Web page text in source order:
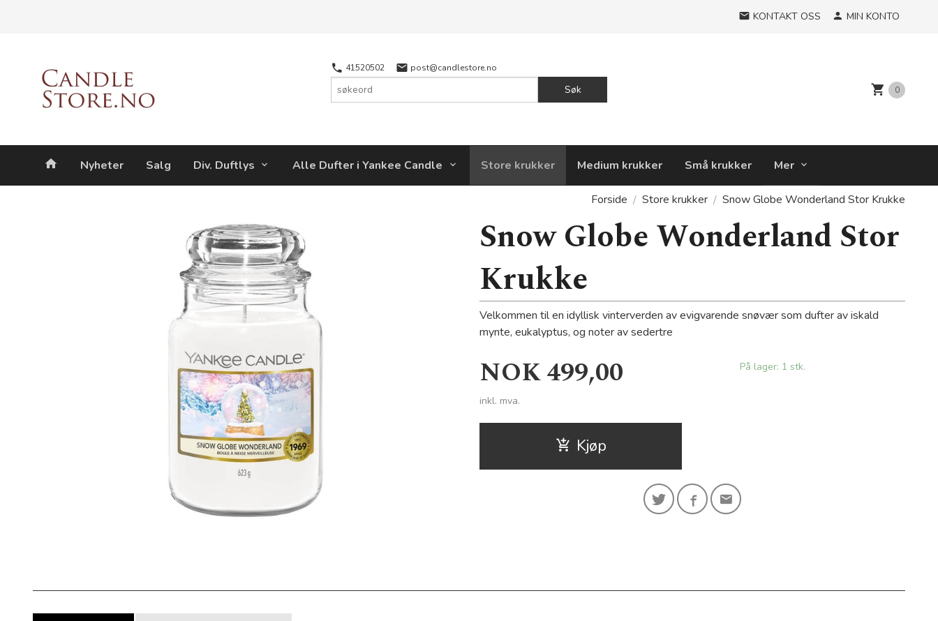
KONTAKT OSS MIN KONTO
41520502 post@candlestore.no
Søk 0
Produkter
Nyheter Salg Div. Duftlys Alle Dufter i Yankee Candle Store krukker Medium krukker Små krukker Mer
Forside Store krukker Snow Globe Wonderland Stor Krukke
Snow Globe Wonderland Stor
Krukke
Velkommen til en idyllisk vinterverden av evigvarende snøvær som dufter av iskald
mynte, eukalyptus, og noter av sedertre
Pris
NOK499,00
inkl. mva.
På lager: 1 stk.
Kjøp